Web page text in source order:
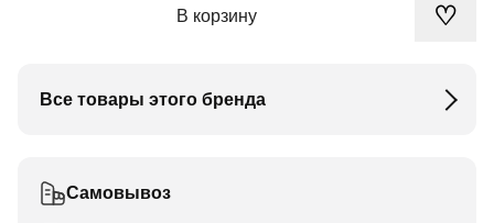
В корзину ♡
Все товары этого бренда
Самовывоз